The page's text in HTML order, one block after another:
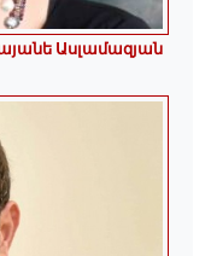
Ասլամազյան